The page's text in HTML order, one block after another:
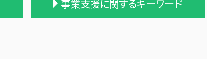
贈与 控除
贈与税 計算方法
事業支援に関するキーワード